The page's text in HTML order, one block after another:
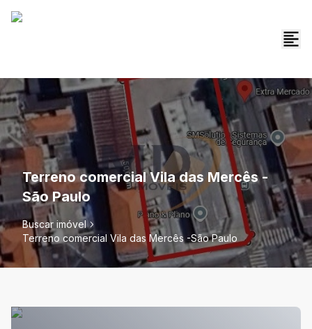
Terreno comercial Vila das Mercês -
São Paulo
Buscar imóvel
Terreno comercial Vila das Mercês -São Paulo